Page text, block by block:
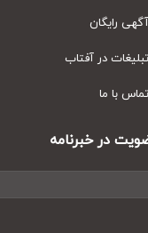
رایگان
در آفتاب
با ما
در خبرنامه